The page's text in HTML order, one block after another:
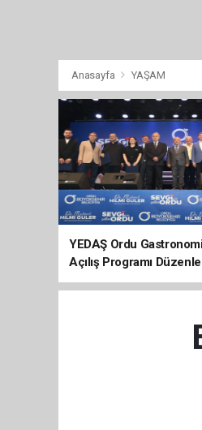
Anasayfa YAŞAM
YEDAŞ Ordu
Açılış Programı